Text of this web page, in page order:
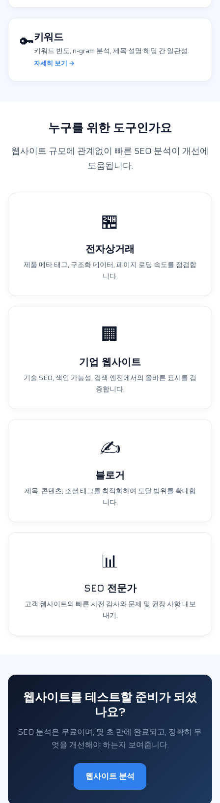
🔑키워드
키워드 빈도, n-gram 분석, 제목·설명·헤딩 간 일관성.
자세히 보기 →
누구를 위한 도구인가요
웹사이트 규모에 관계없이 빠른 SEO 분석이 개선에
도움됩니다.
🏪
전자상거래
제품 메타 태그, 구조화 데이터, 페이지 로딩 속도를 점검합
니다.
🏢
기업 웹사이트
기술 SEO, 색인 가능성, 검색 엔진에서의 올바른 표시를 검
증합니다.
✍️
블로거
제목, 콘텐츠, 소셜 태그를 최적화하여 도달 범위를 확대합
니다.
📊
SEO 전문가
고객 웹사이트의 빠른 사전 감사와 문제 및 권장 사항 내보
내기.
웹사이트를 테스트할 준비가 되셨
나요?
SEO 분석은 무료이며, 몇 초 만에 완료되고, 정확히 무
엇을 개선해야 하는지 보여줍니다.
웹사이트 분석